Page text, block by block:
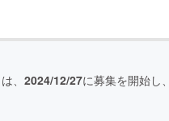
、 2024/12/27に募集を開始し、